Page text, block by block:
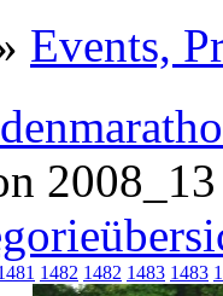
Events,
2008_13
1482 1482 1483 1483